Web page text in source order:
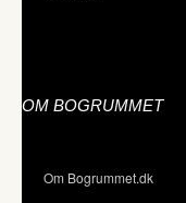
OM BOGRUMMET
Om Bogrummet.dk